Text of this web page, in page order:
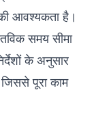
आवश्यकता है।
समय सीमा
के अनुसार
पूरा काम